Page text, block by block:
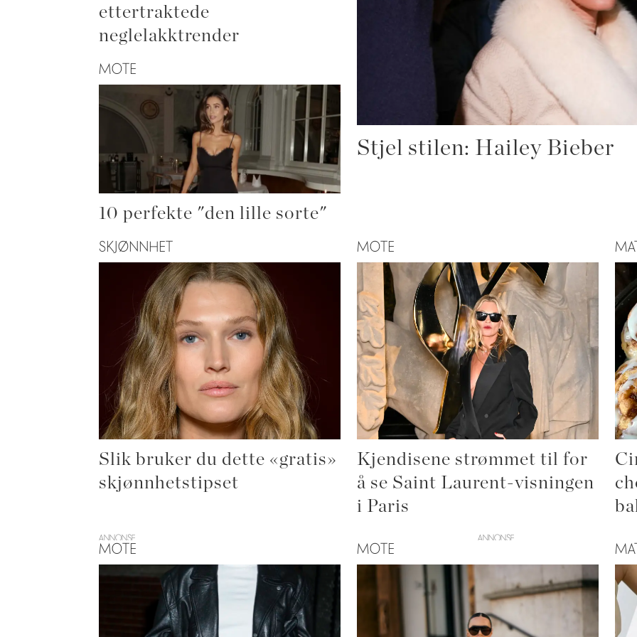
ettertraktede
neglelakktrender
MOTE
10 perfekte "den lille sorte"
Stjel stilen: Hailey Bieber
SKJØNNHET
Slik bruker du dette «gratis»
skjønnhetstipset
MOTE
Kjendisene strømmet til for
å se Saint Laurent-visningen
i Paris
ANNONSE
MOTE MOTE